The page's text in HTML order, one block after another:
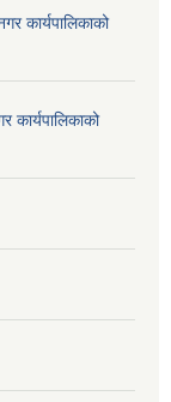
कार्यपालिकाको